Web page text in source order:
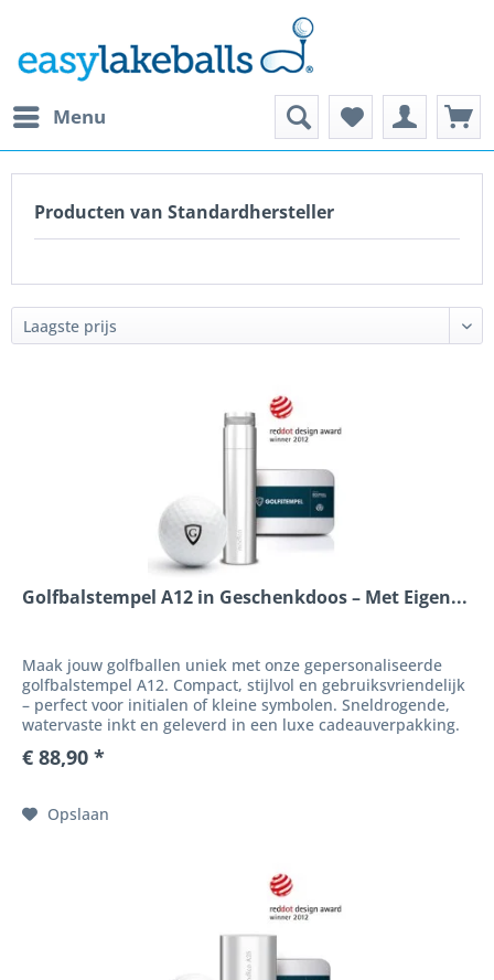
Menu
Producten van Standardhersteller
Golfbalstempel A12 in Geschenkdoos – Met Eigen...
Maak jouw golfballen uniek met onze gepersonaliseerde
golfbalstempel A12. Compact, stijlvol en gebruiksvriendelijk
– perfect voor initialen of kleine symbolen. Sneldrogende,
watervaste inkt en geleverd in een luxe cadeauverpakking.
€ 88,90 *
Opslaan